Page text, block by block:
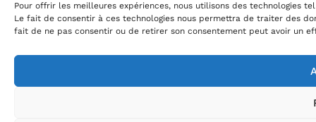
Pour offrir les meilleures expériences, nous utilisons des technologies
Le fait de consentir à ces technologies nous permettra de traiter des
fait de ne pas consentir ou de retirer son consentement peut avoir un